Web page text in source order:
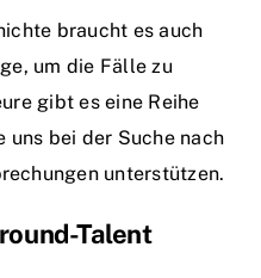
braucht es auch
um die Fälle zu
gibt es eine Reihe
uns bei der Suche nach
unterstützen.
Talent